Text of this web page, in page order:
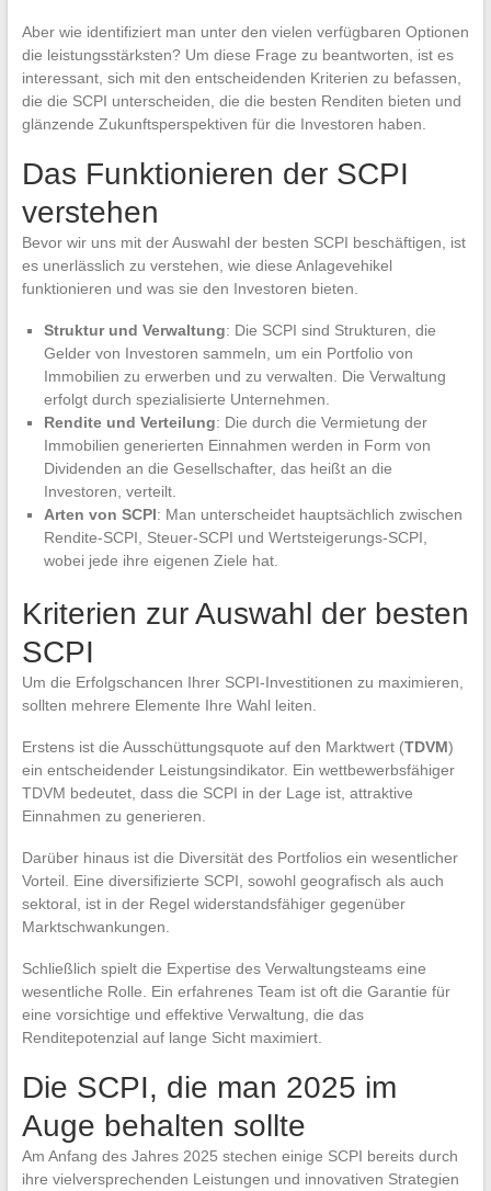
Aber wie identifiziert man unter den vielen verfügbaren Optionen
die leistungsstärksten? Um diese Frage zu beantworten, ist es
interessant, sich mit den entscheidenden Kriterien zu befassen,
die die SCPI unterscheiden, die die besten Renditen bieten und
glänzende Zukunftsperspektiven für die Investoren haben.
Das Funktionieren der SCPI
verstehen
Bevor wir uns mit der Auswahl der besten SCPI beschäftigen, ist
es unerlässlich zu verstehen, wie diese Anlagevehikel
funktionieren und was sie den Investoren bieten.
Struktur und Verwaltung: Die SCPI sind Strukturen, die
Gelder von Investoren sammeln, um ein Portfolio von
Immobilien zu erwerben und zu verwalten. Die Verwaltung
erfolgt durch spezialisierte Unternehmen.
Rendite und Verteilung: Die durch die Vermietung der
Immobilien generierten Einnahmen werden in Form von
Dividenden an die Gesellschafter, das heißt an die
Investoren, verteilt.
Arten von SCPI: Man unterscheidet hauptsächlich zwischen
Rendite-SCPI, Steuer-SCPI und Wertsteigerungs-SCPI,
wobei jede ihre eigenen Ziele hat.
Kriterien zur Auswahl der besten
SCPI
Um die Erfolgschancen Ihrer SCPI-Investitionen zu maximieren,
sollten mehrere Elemente Ihre Wahl leiten.
Erstens ist die Ausschüttungsquote auf den Marktwert (TDVM)
ein entscheidender Leistungsindikator. Ein wettbewerbsfähiger
TDVM bedeutet, dass die SCPI in der Lage ist, attraktive
Einnahmen zu generieren.
Darüber hinaus ist die Diversität des Portfolios ein wesentlicher
Vorteil. Eine diversifizierte SCPI, sowohl geografisch als auch
sektoral, ist in der Regel widerstandsfähiger gegenüber
Marktschwankungen.
Schließlich spielt die Expertise des Verwaltungsteams eine
wesentliche Rolle. Ein erfahrenes Team ist oft die Garantie für
eine vorsichtige und effektive Verwaltung, die das
Renditepotenzial auf lange Sicht maximiert.
Die SCPI, die man 2025 im
Auge behalten sollte
Am Anfang des Jahres 2025 stechen einige SCPI bereits durch
ihre vielversprechenden Leistungen und innovativen Strategien